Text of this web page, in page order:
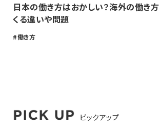
日本の働き方はおかしい？海外の働き
くる違いや問題
働き方
ピックアップ